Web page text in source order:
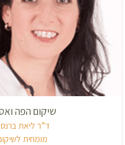
שיקום הפה
ד”ר ליאת
מומחית